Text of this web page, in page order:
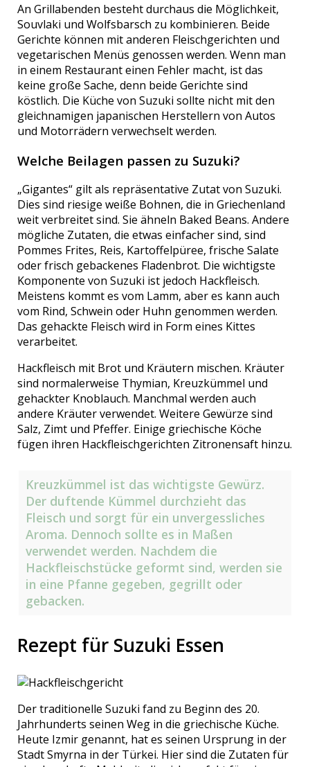
An Grillabenden besteht durchaus die Möglichkeit,
Souvlaki und Wolfsbarsch zu kombinieren. Beide
Gerichte können mit anderen Fleischgerichten und
vegetarischen Menüs genossen werden. Wenn man
in einem Restaurant einen Fehler macht, ist das
keine große Sache, denn beide Gerichte sind
köstlich. Die Küche von Suzuki sollte nicht mit den
gleichnamigen japanischen Herstellern von Autos
und Motorrädern verwechselt werden.
Welche Beilagen passen zu Suzuki?
„Gigantes“ gilt als repräsentative Zutat von Suzuki.
Dies sind riesige weiße Bohnen, die in Griechenland
weit verbreitet sind. Sie ähneln Baked Beans. Andere
mögliche Zutaten, die etwas einfacher sind, sind
Pommes Frites, Reis, Kartoffelpüree, frische Salate
oder frisch gebackenes Fladenbrot. Die wichtigste
Komponente von Suzuki ist jedoch Hackfleisch.
Meistens kommt es vom Lamm, aber es kann auch
vom Rind, Schwein oder Huhn genommen werden.
Das gehackte Fleisch wird in Form eines Kittes
verarbeitet.
Hackfleisch mit Brot und Kräutern mischen. Kräuter
sind normalerweise Thymian, Kreuzkümmel und
gehackter Knoblauch. Manchmal werden auch
andere Kräuter verwendet. Weitere Gewürze sind
Salz, Zimt und Pfeffer. Einige griechische Köche
fügen ihren Hackfleischgerichten Zitronensaft hinzu.
Kreuzkümmel ist das wichtigste Gewürz.
Der duftende Kümmel durchzieht das
Fleisch und sorgt für ein unvergessliches
Aroma. Dennoch sollte es in Maßen
verwendet werden. Nachdem die
Hackfleischstücke geformt sind, werden sie
in eine Pfanne gegeben, gegrillt oder
gebacken.
Rezept für Suzuki Essen
Der traditionelle Suzuki fand zu Beginn des 20.
Jahrhunderts seinen Weg in die griechische Küche.
Heute Izmir genannt, hat es seinen Ursprung in der
Stadt Smyrna in der Türkei. Hier sind die Zutaten für